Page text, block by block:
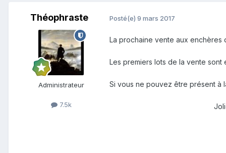
Théophraste
Administrateur
7.5k
Posté(e) 9 mars 2017
La prochaine vente aux enchères
Les premiers lots de la vente
Si vous ne pouvez être présent à